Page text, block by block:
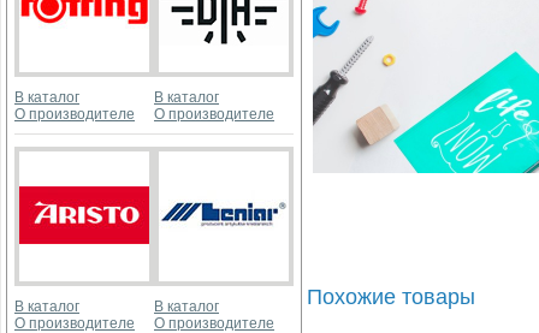
В каталог
О производителе
В каталог
О производителе
В каталог
О производителе
В каталог
О производителе
Похожие товары